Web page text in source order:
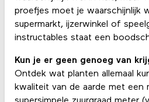
proefjes moet je waarschijnlijk
supermarkt, ijzerwinkel of
instructables staat een
Kun je er geen genoeg van
Ontdek wat planten allemaal
kwaliteit van de aarde met een